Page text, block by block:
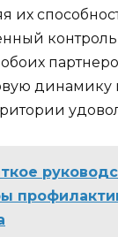
их
динамику